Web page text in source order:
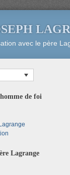
avec le père
de foi
Lagrange